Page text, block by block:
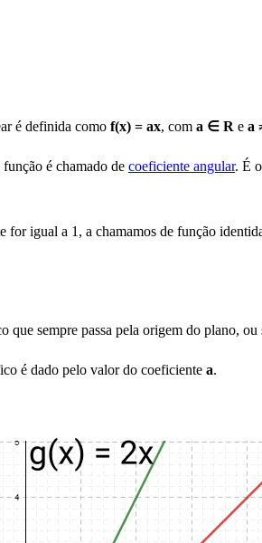
é definida como f(x) = ax, com a ∈ R e a
função é chamado de coeficiente angular. É
igual a 1, a chamamos de função
que sempre passa pela origem do plano,
é dado pelo valor do coeficiente a.